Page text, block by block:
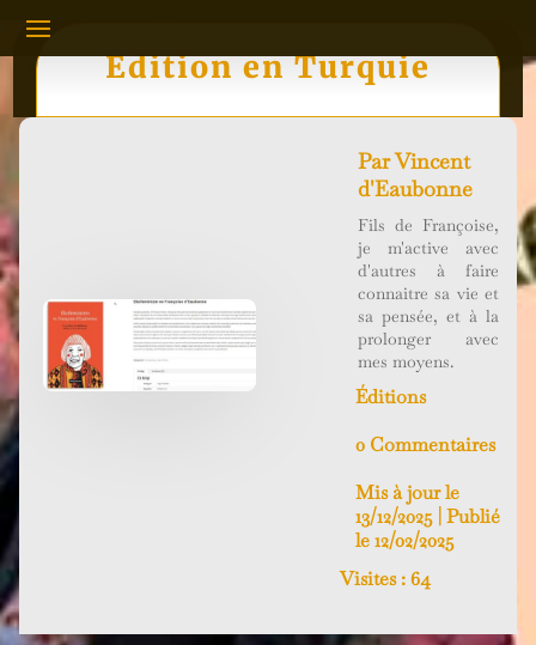
Edition en Turquie
ParVincent
d'Eaubonne
Fils de Françoise,
je m'active avec
d'autres à faire
connaitre sa vie et
sa pensée, et à la
prolonger avec
mes moyens.
Éditions
0 Commentaires
Mis à jour le
13/12/2025 | Publié
le 12/02/2025
Visites : 64